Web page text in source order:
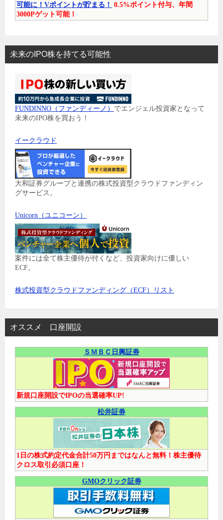
可能に！Vポイントが貯まる！ 0.5%ポイント付与、年間
3000Pゲット可能！
未来のIPO株を持てる可能性
FUNDINNO（ファンディーノ） でエンジェル投資家となって
未来のIPO株を買おう！
イークラウド
大和証券グループと連携の株式投資型クラウドファンディン
グサービス。
Unicorn（ユニコーン）
案件には全て株主優待が付くなど、投資家向けに優しい
ECF。
株式投資型クラウドファンディング（ECF）リスト
オススメ 口座開設
ＳＭＢＣ日興証券
新規口座開設でIPOの当選確率UP!
松井証券
1日の株式約定代金合計50万円まではなんと無料！株主優待
クロス取引必須口座！
GMOクリック証券